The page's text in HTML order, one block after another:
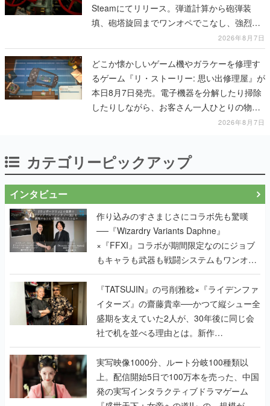
Steamにてリリース。弾道計算から砲弾装
填、砲塔旋回までワンオペでこなし、強烈な
一撃をブチかませるロマンある作品2026年8月7日
どこか懐かしいゲーム機やガラケーを修理す
るゲーム『リ・ストーリー: 思い出修理屋』が
本日8月7日発売。電子機器を分解したり掃除
したりしながら、お客さん一人ひとりの物語
2026年8月7日
カテゴリーピックアップ
インタビュー
作り込みのすさまじさにコラボ先も驚嘆
──『Wizardry Variants Daphne』
×『FFXI』コラボが期間限定なのにジョブ
もキャラも武器も戦闘システムもワンオフ
で作り込まれた理由を両ディレクターに聞
く
『TATSUJIN』の弓削雅稔×『ライデンファ
イターズ』の齋藤貴幸──かつて縦シュー全
盛期を支えていた2人が、30年後に同じ会
社で机を並べる理由とは。新作
『TATSUJIN EXTREME』で初タッグを組
んだレジェンド2人に訊く開発秘話
実写映像1000分、ルート分岐100種類以
上。配信開始5日で100万本を売った、中国
発の実写インタラクティブドラマゲーム